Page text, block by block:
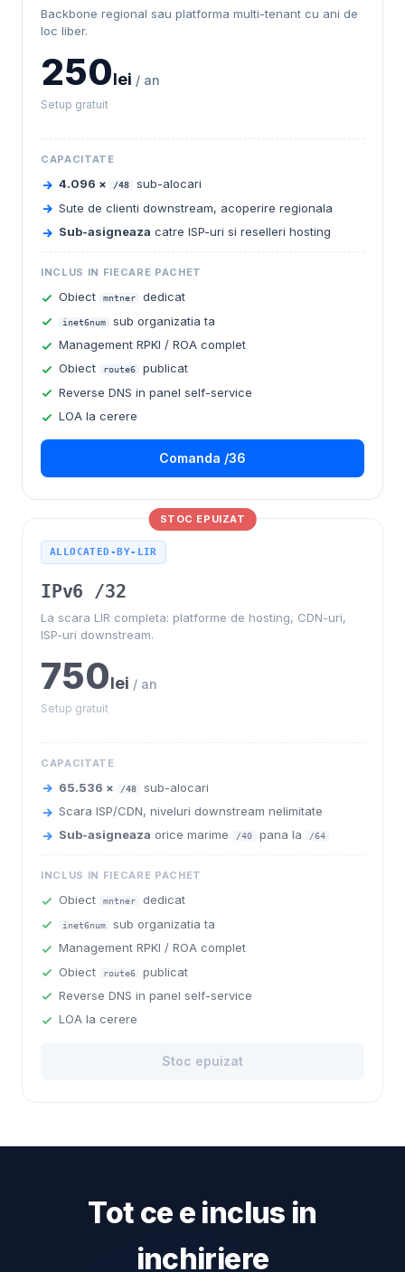
Backbone regional sau platforma multi-tenant cu ani de
loc liber.
250lei / an
Setup gratuit
CAPACITATE
4.096 × /48
sub-alocari
Sute de clienti downstream, acoperire regionala
Sub-asigneaza catre ISP-uri si reselleri hosting
INCLUS IN FIECARE PACHET
Obiect mntner dedicat
inet6num
sub organizatia ta
Management RPKI / ROA complet
Obiect
route6
publicat
Reverse DNS in panel self-service
LOA la cerere
Comanda /36
STOC EPUIZAT
ALLOCATED-BY-LIR
IPv6 /32
La scara LIR completa: platforme de hosting, CDN-uri,
ISP-uri downstream.
750lei / an
Setup gratuit
CAPACITATE
65.536 × /48
sub-alocari
Scara ISP/CDN, niveluri downstream nelimitate
Sub-asigneaza orice marime /40 pana la /64
INCLUS IN FIECARE PACHET
Obiect mntner dedicat
inet6num
sub organizatia ta
Management RPKI / ROA complet
Obiect
route6
publicat
Reverse DNS in panel self-service
LOA la cerere
Stoc epuizat
Tot ce e inclus in
inchiriere